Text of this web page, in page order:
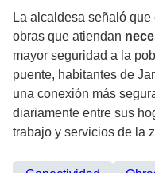
La alcaldesa señaló
obras que atiendan
mayor seguridad a la
puente, habitantes de
una conexión más
diariamente entre sus
trabajo y servicios de la